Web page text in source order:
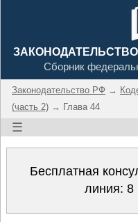
Сборник
Законодательство РФ →
(часть 2) → Глава 44
☰
Бесплатная
линия: 8